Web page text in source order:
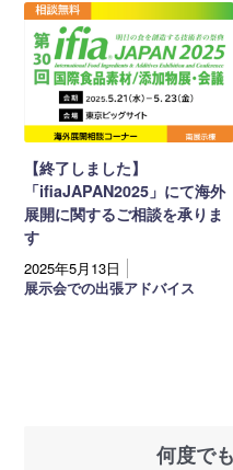
【終了しました】
「ifiaJAPAN2025」にて海外
展開に関するご相談を承りま
す
2025年5月13日
展示会での出張アドバイス
何度で